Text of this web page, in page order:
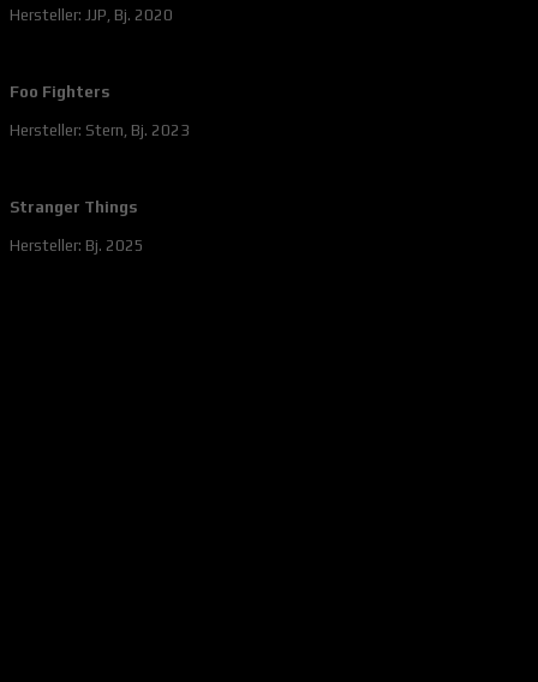
Hersteller: JJP, Bj. 2020
Foo Fighters
Hersteller: Stern, Bj. 2023
Stranger Things
Hersteller: Bj. 2025